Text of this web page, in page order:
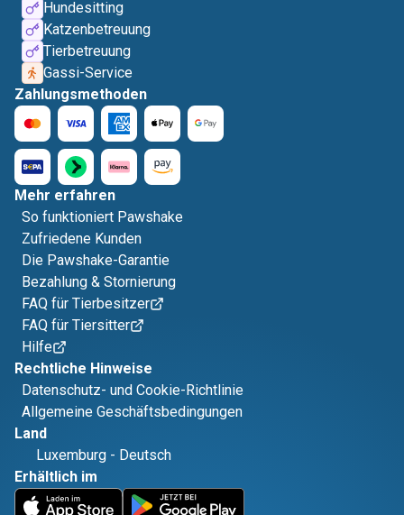
Hundesitting
Katzenbetreuung
Tierbetreuung
Gassi-Service
Zahlungsmethoden
Mehr erfahren
So funktioniert Pawshake
Zufriedene Kunden
Die Pawshake-Garantie
Bezahlung & Stornierung
FAQ für Tierbesitzer
FAQ für Tiersitter
Hilfe
Rechtliche Hinweise
Datenschutz- und Cookie-Richtlinie
Allgemeine Geschäftsbedingungen
Land
Luxemburg - Deutsch
Erhältlich im